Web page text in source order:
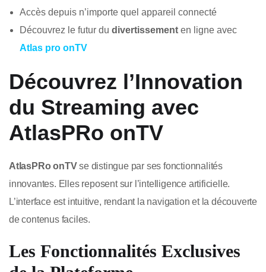
Accès depuis n’importe quel appareil connecté
Découvrez le futur du divertissement en ligne avec
Atlas pro onTV
Découvrez l’Innovation
du Streaming avec
AtlasPRo onTV
AtlasPRo onTVse distingue par ses fonctionnalités
innovantes. Elles reposent sur l’intelligence artificielle.
L’interface est intuitive, rendant la navigation et la découverte
de contenus faciles.
Les Fonctionnalités Exclusives